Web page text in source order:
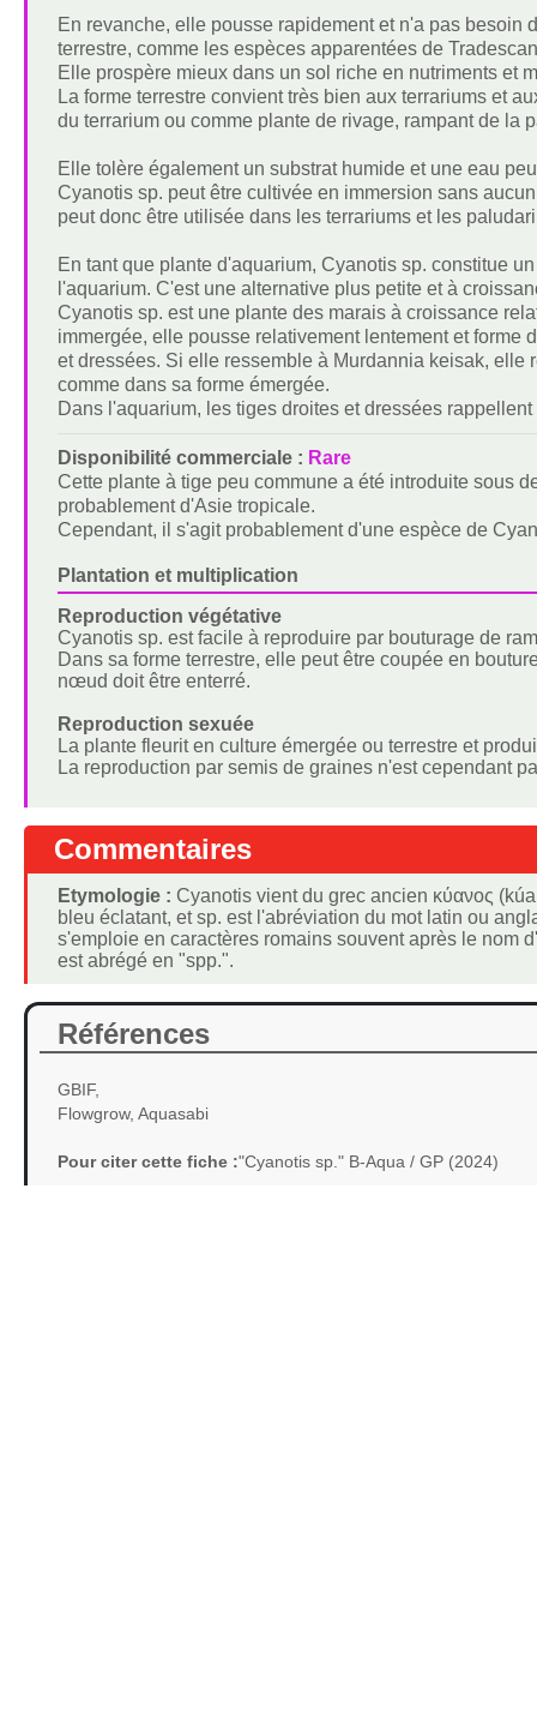
En revanche, elle pousse rapidement et n'a pas
terrestre, comme les espèces apparentées de
Elle prospère mieux dans un sol riche en nutriments et
La forme terrestre convient très bien aux terrariums et
du terrarium ou comme plante de rivage, rampant de la
Elle tolère également un substrat humide et une eau
Cyanotis sp. peut être cultivée en immersion sans
peut donc être utilisée dans les terrariums et les
En tant que plante d'aquarium, Cyanotis sp. constitue
l'aquarium. C'est une alternative plus petite et à
Cyanotis sp. est une plante des marais à croissance
immergée, elle pousse relativement lentement et forme
et dressées. Si elle ressemble à Murdannia keisak,
comme dans sa forme émergée.
Dans l'aquarium, les tiges droites et dressées
Disponibilité commerciale : Rare
Cette plante à tige peu commune a été introduite sous
probablement d'Asie tropicale.
Cependant, il s'agit probablement d'une espèce de
Plantation et multiplication
Reproduction végétative
Cyanotis sp. est facile à reproduire par bouturage de
Dans sa forme terrestre, elle peut être coupée en
nœud doit être enterré.
Reproduction sexuée
La plante fleurit en culture émergée ou terrestre et
La reproduction par semis de graines n'est cependant
Commentaires
Etymologie : Cyanotis vient du grec ancien κύανος
bleu éclatant, et sp. est l'abréviation du mot latin ou
s'emploie en caractères romains souvent après le nom
est abrégé en "spp.".
Références
GBIF,
Flowgrow, Aquasabi
Pour citer cette fiche :"Cyanotis sp." B-Aqua / GP (2024)